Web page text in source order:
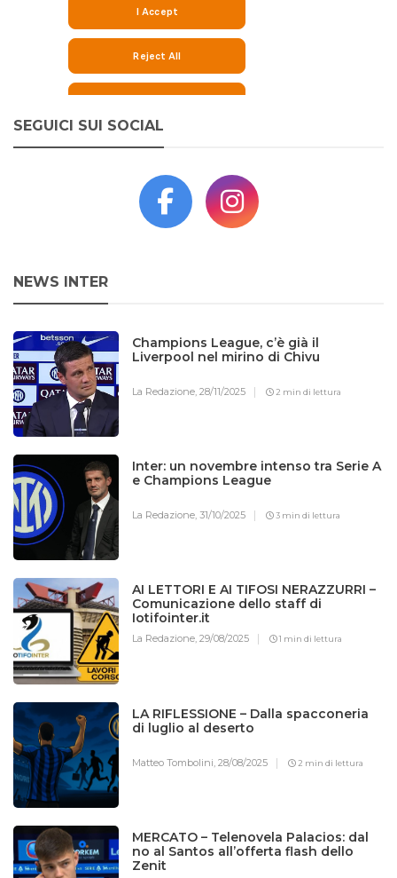
SEGUICI SUI SOCIAL
NEWS INTER
Champions League, c’è già il
Liverpool nel mirino di Chivu
La Redazione,28/11/2025 2 min di lettura
Inter: un novembre intenso tra Serie A
e Champions League
La Redazione,31/10/2025 3 min di lettura
AI LETTORI E AI TIFOSI NERAZZURRI –
Comunicazione dello staff di
Iotifointer.it
La Redazione,29/08/2025 1 min di lettura
LA RIFLESSIONE – Dalla spacconeria
di luglio al deserto
Matteo Tombolini,28/08/2025 2 min di lettura
MERCATO – Telenovela Palacios: dal
no al Santos all’offerta flash dello
Zenit